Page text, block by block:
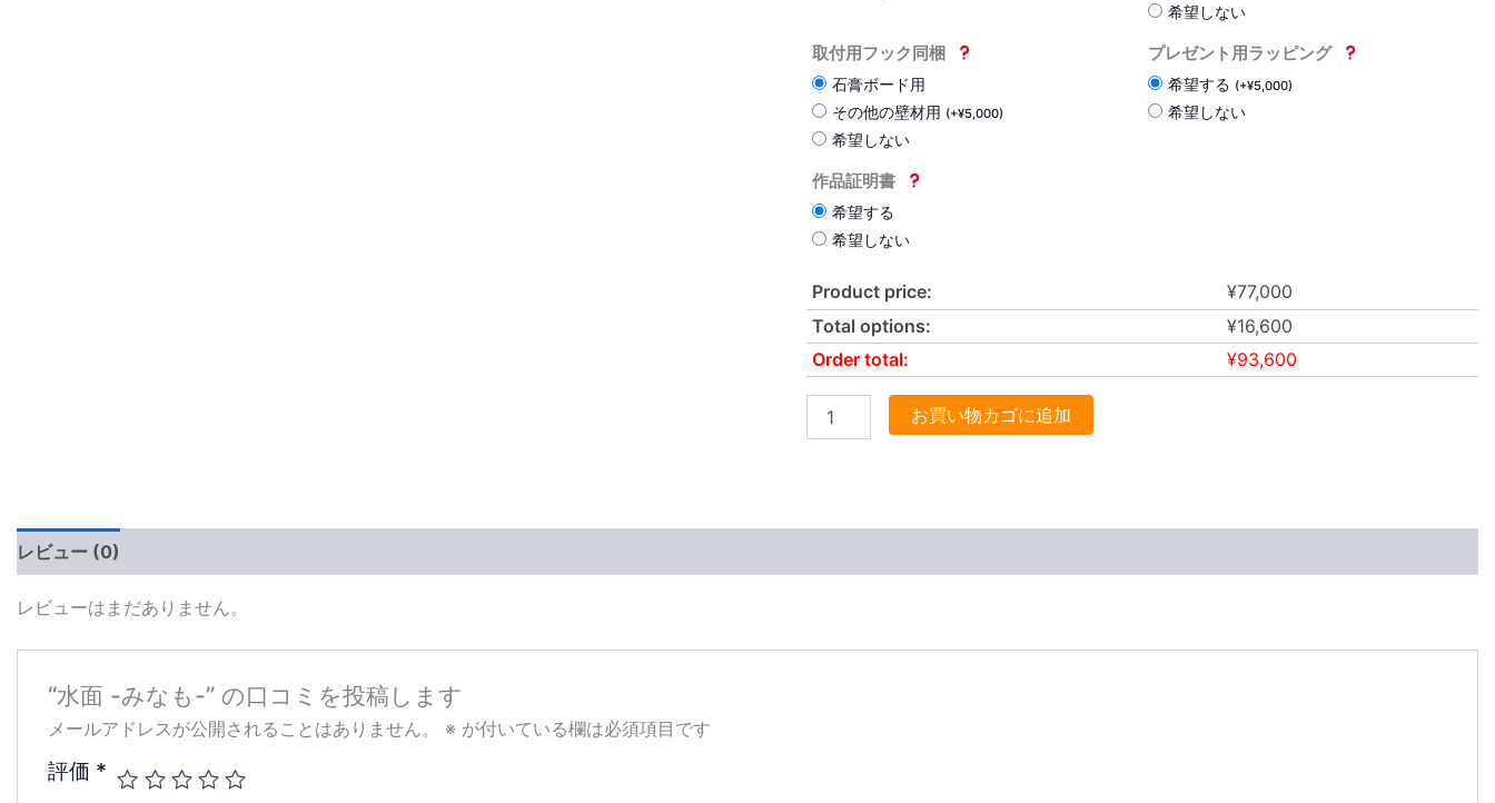
希望しない
取付用フック同梱
石膏ボード用
その他の壁材用 (+¥5,000)
希望しない
プレゼント用ラッピング
希望する (+¥5,000)
希望しない
作品証明書
希望する
希望しない
Product price: ¥77,000
Total options:
¥16,600
Order total:
¥93,600
お買い物カゴに追加
レビュー (0)
レビューはまだありません。
“水面 -みなも-” の口コミを投稿します
メールアドレスが公開されることはありません。 ※ が付いている欄は必須項目です
評価 *